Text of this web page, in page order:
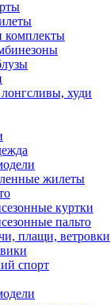
худи
жилеты
куртки
пальто
плащи, ветровки
спорт